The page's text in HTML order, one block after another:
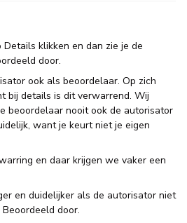
klikken en dan zie je de
door.
ook als beoordelaar. Op zich
bij details is dit verwarrend. Wij
beoordelaar nooit ook de autorisator
want je keurt niet je eigen
en daar krijgen we vaker een
en duidelijker als de autorisator niet
door.